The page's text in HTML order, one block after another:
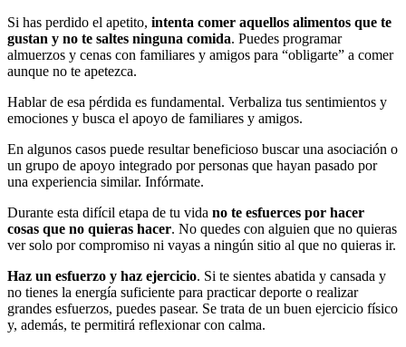
Si has perdido el apetito, intenta comer aquellos alimentos que te
gustan y no te saltes ninguna comida. Puedes programar
almuerzos y cenas con familiares y amigos para “obligarte” a comer
aunque no te apetezca.
Hablar de esa pérdida es fundamental. Verbaliza tus sentimientos y
emociones y busca el apoyo de familiares y amigos.
En algunos casos puede resultar beneficioso buscar una asociación o
un grupo de apoyo integrado por personas que hayan pasado por
una experiencia similar. Infórmate.
Durante esta difícil etapa de tu vida no te esfuerces por hacer
cosas que no quieras hacer. No quedes con alguien que no quieras
ver solo por compromiso ni vayas a ningún sitio al que no quieras ir.
Haz un esfuerzo y haz ejercicio. Si te sientes abatida y cansada y
no tienes la energía suficiente para practicar deporte o realizar
grandes esfuerzos, puedes pasear. Se trata de un buen ejercicio físico
y, además, te permitirá reflexionar con calma.